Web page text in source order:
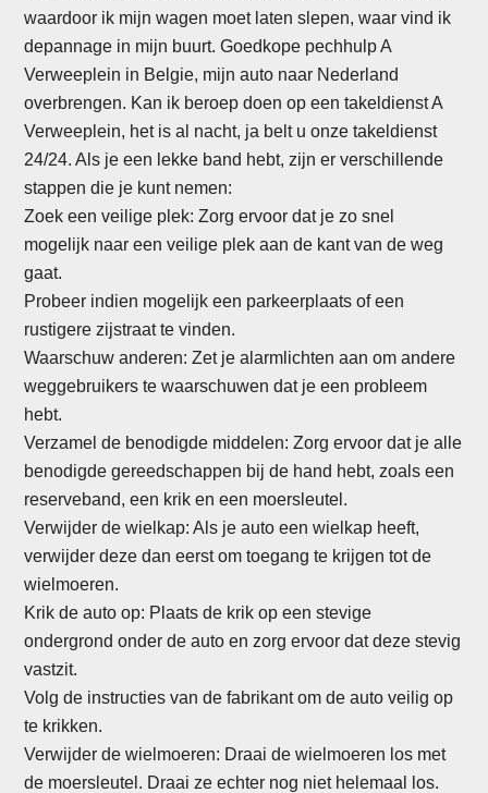
waardoor ik mijn wagen moet laten slepen, waar vind ik
depannage in mijn buurt. Goedkope pechhulp A
Verweeplein in Belgie, mijn auto naar Nederland
overbrengen. Kan ik beroep doen op een takeldienst A
Verweeplein, het is al nacht, ja belt u onze takeldienst
24/24. Als je een lekke band hebt, zijn er verschillende
stappen die je kunt nemen:
Zoek een veilige plek: Zorg ervoor dat je zo snel
mogelijk naar een veilige plek aan de kant van de weg
gaat.
Probeer indien mogelijk een parkeerplaats of een
rustigere zijstraat te vinden.
Waarschuw anderen: Zet je alarmlichten aan om andere
weggebruikers te waarschuwen dat je een probleem
hebt.
Verzamel de benodigde middelen: Zorg ervoor dat je alle
benodigde gereedschappen bij de hand hebt, zoals een
reserveband, een krik en een moersleutel.
Verwijder de wielkap: Als je auto een wielkap heeft,
verwijder deze dan eerst om toegang te krijgen tot de
wielmoeren.
Krik de auto op: Plaats de krik op een stevige
ondergrond onder de auto en zorg ervoor dat deze stevig
vastzit.
Volg de instructies van de fabrikant om de auto veilig op
te krikken.
Verwijder de wielmoeren: Draai de wielmoeren los met
de moersleutel. Draai ze echter nog niet helemaal los.